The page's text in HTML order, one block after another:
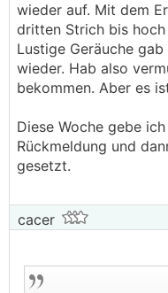
wieder auf. Mit dem
dritten Strich bis
Lustige Geräuche
wieder. Hab also
bekommen. Aber es
Diese Woche gebe
Rückmeldung und
gesetzt.
cacer